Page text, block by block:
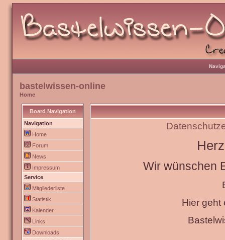
bastelwissen-online
Home
Board Navigation
Navigation
Home
Forum
News
Impressum
Service
Mitgliederliste
Statistik
Kalender
Links
Downloads
Wir wünschen
Hier geht